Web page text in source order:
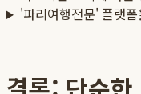
'파리여행전문' 플랫